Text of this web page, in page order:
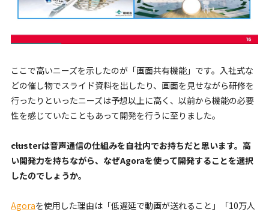
ここで高いニーズを示したのが「画面共有機能」です。入社式な
どの催し物でスライド資料を出したり、画面を見せながら研修を
行ったりといったニーズは予想以上に高く、以前から機能の必要
性を感じていたこともあって開発を行うに至りました。
――clusterは音声通信の仕組みを自社内でお持ちだと思います。高
い開発力を持ちながら、なぜAgoraを使って開発することを選択
したのでしょうか。
Agoraを使用した理由は「低遅延で動画が送れること」「10万人